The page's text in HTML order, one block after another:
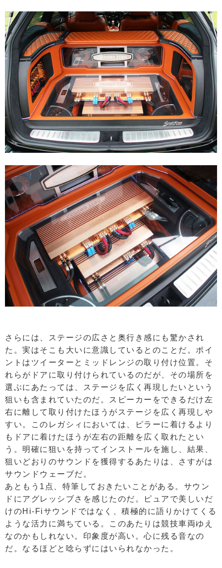
さらには、ステージの広さと奥行き感にも驚かされ
た。実はそこも大いに意識しているとのことだ。ポイ
ントはツイーターとミッドレンジの取り付け位置。そ
れらがドアに取り付けられているのだが、その場所を
選ぶにあたっては、ステージを広く再現したいという
狙いも含まれていたのだ。スピーカーをできるだけ左
右に離して取り付けたほうがステージを広く再現しや
すい。このレガシィにおいては、ピラーに着けるより
もドアに着けたほうが左右の距離を広く取れたとい
う。明確に狙いを持ってインストールを施し、結果、
狙いどおりのサウンドを獲得するあたりは、さすがは
サウンドウェーブだ。
あともう1点、特筆しておきたいことがある。サウン
ドにアグレッシブさを感じたのだ。ピュアで美しいだ
けのHi-Fiサウンドではなく、積極的に語りかけてくる
ような活力に満ちている。このあたりは競技車両ゆえ
なのかもしれない。印象度が高い。心に残る音なの
だ。なるほどと唸らずにはいられなかった。